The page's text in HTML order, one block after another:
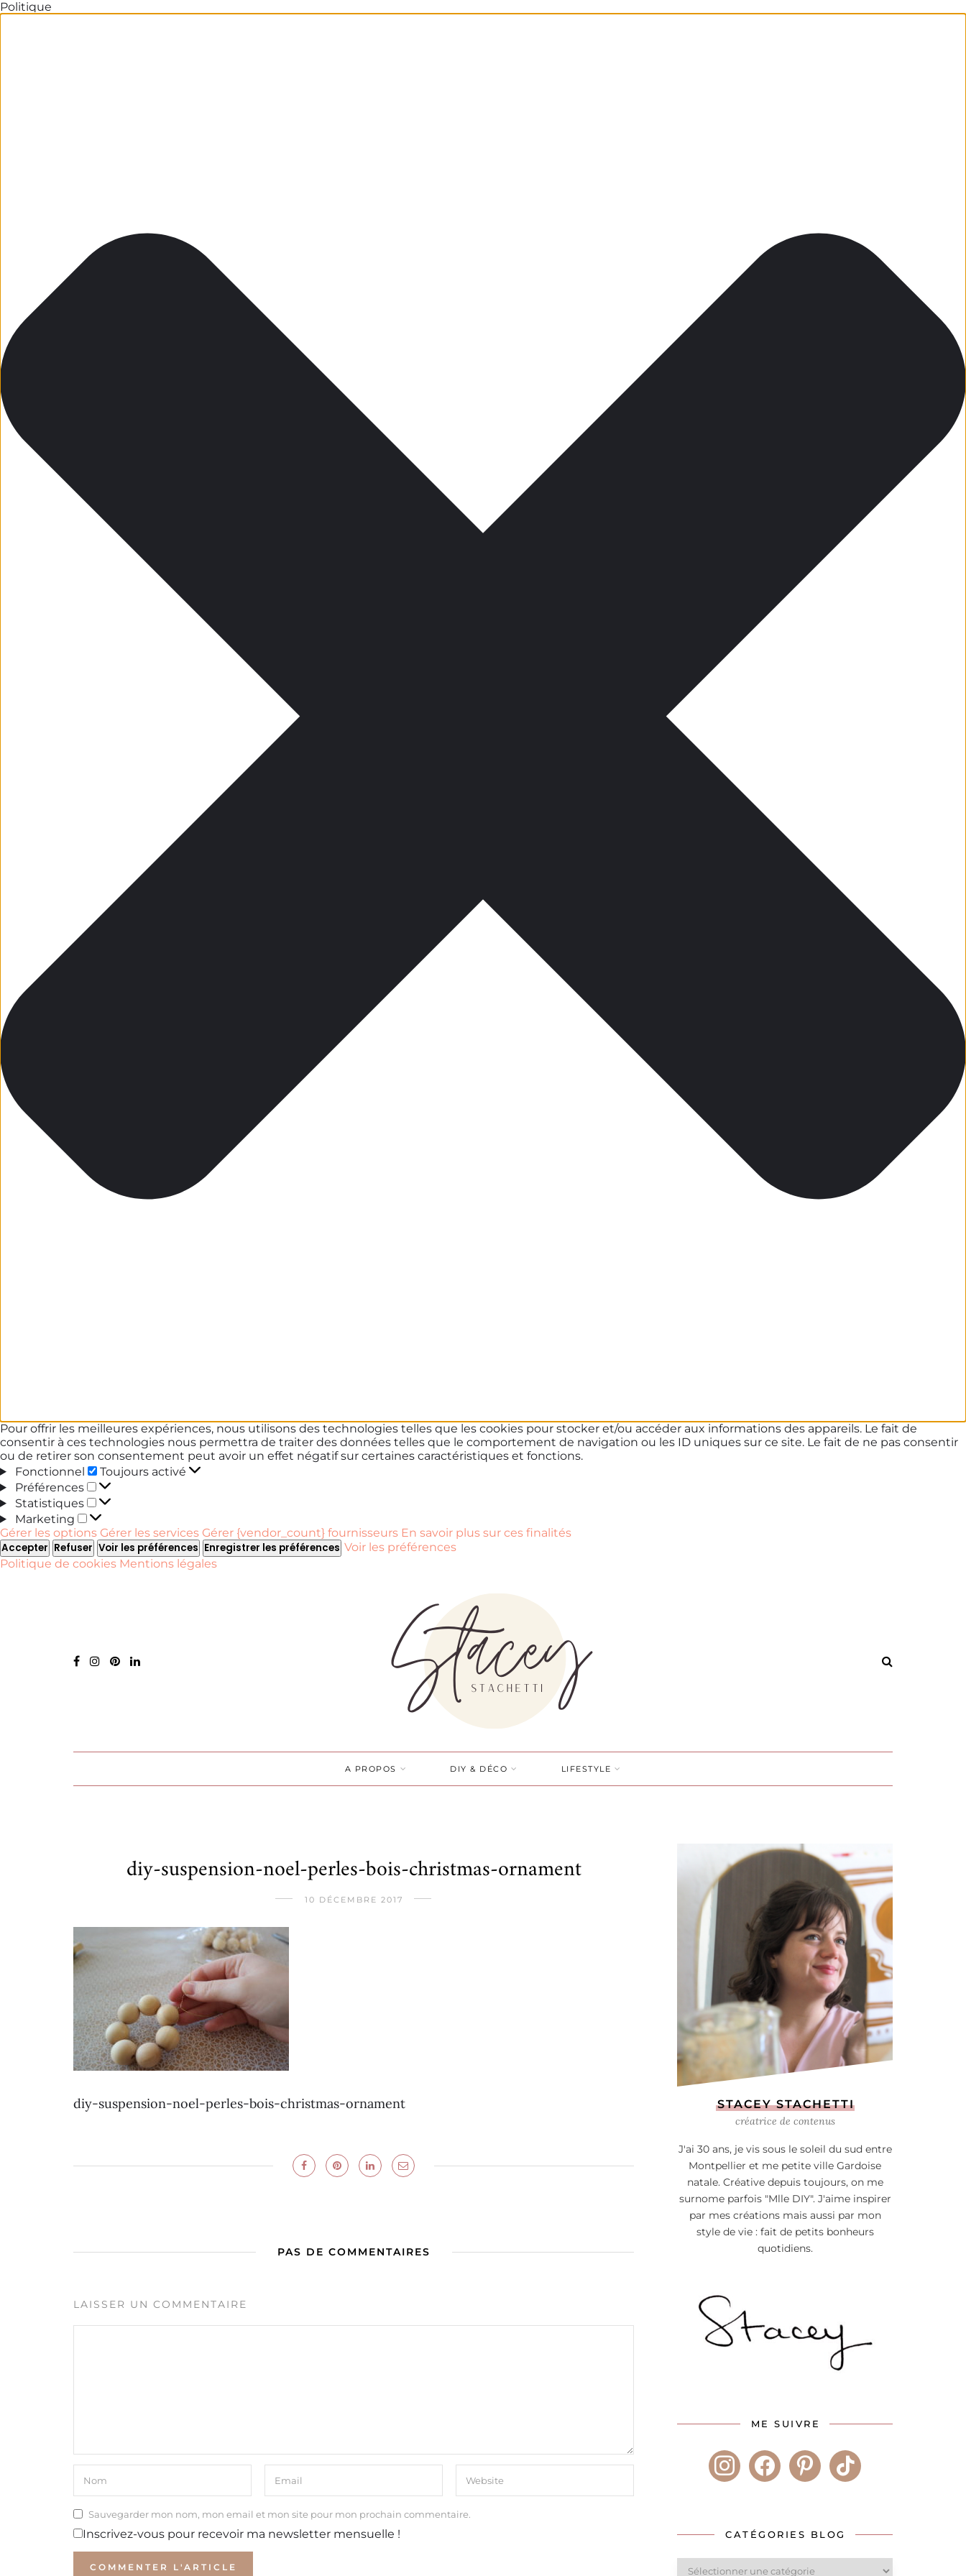
Politique
Pour offrir les meilleures expériences, nous utilisons des technologies telles que les cookies pour stocker et/ou accéder aux informations des appareils. Le fait de
consentir à ces technologies nous permettra de traiter des données telles que le comportement de navigation ou les ID uniques sur ce site. Le fait de ne pas consentir
ou de retirer son consentement peut avoir un effet négatif sur certaines caractéristiques et fonctions.
Fonctionnel
Fonctionnel
Toujours activé
Préférences
Préférences
Statistiques
Statistiques
Marketing
Marketing
Gérer les options Gérer les services Gérer {vendor_count} fournisseurs En savoir plus sur ces finalités
Accepter Refuser Voir les préférences Enregistrer les préférences Voir les préférences
Politique de cookies Mentions légales
A PROPOS DIY & DÉCO LIFESTYLE
diy-suspension-noel-perles-bois-christmas-ornament
10 DÉCEMBRE 2017
diy-suspension-noel-perles-bois-christmas-ornament
PAS DE COMMENTAIRES
LAISSER UN COMMENTAIRE
Sauvegarder mon nom, mon email et mon site pour mon prochain commentaire.
Inscrivez-vous pour recevoir ma newsletter mensuelle !
STACEY STACHETTI
créatrice de contenus
J'ai 30 ans, je vis sous le soleil du sud entre
Montpellier et me petite ville Gardoise
natale. Créative depuis toujours, on me
surnome parfois "Mlle DIY". J'aime inspirer
par mes créations mais aussi par mon
style de vie : fait de petits bonheurs
quotidiens.
ME SUIVRE
instagramfacebookpinteresttiktok
CATÉGORIES BLOG
Catégories